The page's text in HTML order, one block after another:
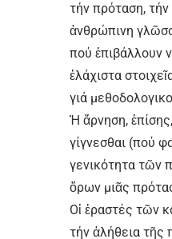
τήν πρόταση,
ἀνθρώπινη
πού ἐπιβάλλουν
ἐλάχιστα
γιά
Ἡ ἄρνηση,
γίγνεσθαι (πού
γενικότητα τῶν
ὅρων μιᾶς
Οἱ ἐραστές τῶν
τήν ἀλήθεια τῆς